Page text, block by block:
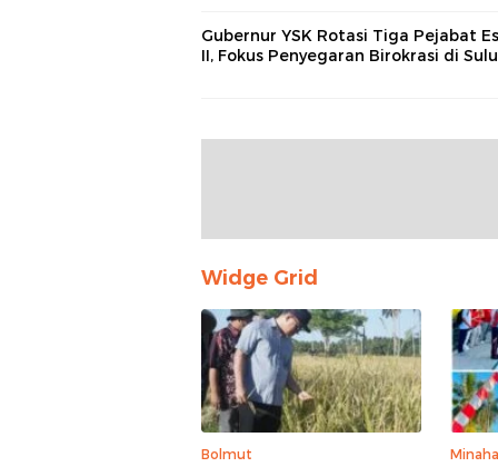
Gubernur YSK Rotasi Tiga Pejabat
II, Fokus Penyegaran Birokrasi di
Widge Grid
Bolmut